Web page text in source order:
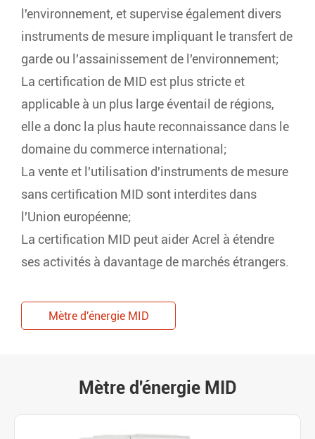
l'environnement, et supervise également divers
instruments de mesure impliquant le transfert de
garde ou l'assainissement de l'environnement;
La certification de MID est plus stricte et
applicable à un plus large éventail de régions,
elle a donc la plus haute reconnaissance dans le
domaine du commerce international;
La vente et l'utilisation d'instruments de mesure
sans certification MID sont interdites dans
l'Union européenne;
La certification MID peut aider Acrel à étendre
ses activités à davantage de marchés étrangers.
Mètre d'énergie MID
Mètre d'énergie MID